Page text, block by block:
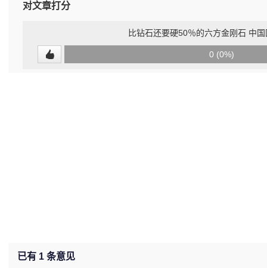
对文章打分
比钻石还要硬50％的六方金刚石 中
0 (0%)
已有 1 条意见